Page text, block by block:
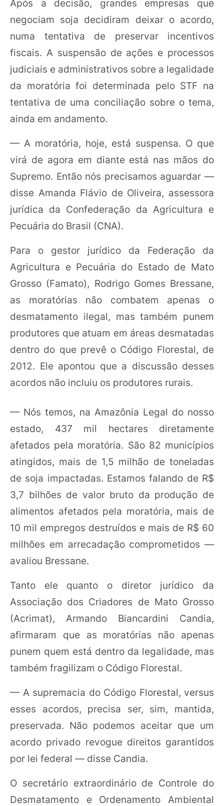
Após a decisão, grandes empresas que
negociam soja decidiram deixar o acordo,
numa tentativa de preservar incentivos
fiscais. A suspensão de ações e processos
judiciais e administrativos sobre a legalidade
da moratória foi determinada pelo STF na
tentativa de uma conciliação sobre o tema,
ainda em andamento.
— A moratória, hoje, está suspensa. O que
virá de agora em diante está nas mãos do
Supremo. Então nós precisamos aguardar —
disse Amanda Flávio de Oliveira, assessora
jurídica da Confederação da Agricultura e
Pecuária do Brasil (CNA).
Para o gestor jurídico da Federação da
Agricultura e Pecuária do Estado de Mato
Grosso (Famato), Rodrigo Gomes Bressane,
as moratórias não combatem apenas o
desmatamento ilegal, mas também punem
produtores que atuam em áreas desmatadas
dentro do que prevê o Código Florestal, de
2012. Ele apontou que a discussão desses
acordos não incluiu os produtores rurais.
— Nós temos, na Amazônia Legal do nosso
estado, 437 mil hectares diretamente
afetados pela moratória. São 82 municípios
atingidos, mais de 1,5 milhão de toneladas
de soja impactadas. Estamos falando de R$
3,7 bilhões de valor bruto da produção de
alimentos afetados pela moratória, mais de
10 mil empregos destruídos e mais de R$ 60
milhões em arrecadação comprometidos —
avaliou Bressane.
Tanto ele quanto o diretor jurídico da
Associação dos Criadores de Mato Grosso
(Acrimat), Armando Biancardini Candia,
afirmaram que as moratórias não apenas
punem quem está dentro da legalidade, mas
também fragilizam o Código Florestal.
— A supremacia do Código Florestal, versus
esses acordos, precisa ser, sim, mantida,
preservada. Não podemos aceitar que um
acordo privado revogue direitos garantidos
por lei federal — disse Candia.
O secretário extraordinário de Controle do
Desmatamento e Ordenamento Ambiental